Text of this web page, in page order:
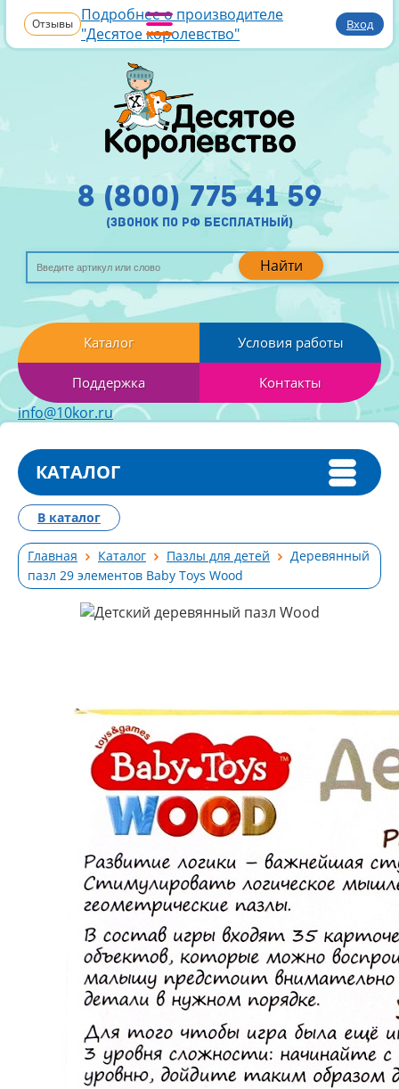
Отзывы Подробнее о производителе
"Десятое королевство"
Вход
Найти
8 (800) 775 41 59
(звонок по рф бесплатный)
Каталог Условия работы
Поддержка Контакты
info@10kor.ru
КАТАЛОГ
Главная Каталог Пазлы для детей
Деревянный
пазл 29 элементов Baby Toys Wood
В каталог